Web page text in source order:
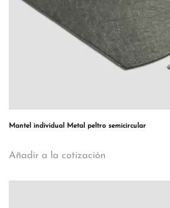
Mantel individual Metal peltro semicircular
Añadir a la cotización